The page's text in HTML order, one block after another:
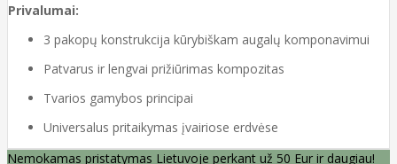
Privalumai:
3 pakopų konstrukcija kūrybiškam augalų komponavimui
Patvarus ir lengvai prižiūrimas kompozitas
Tvarios gamybos principai
Universalus pritaikymas įvairiose erdvėse
Nemokamas pristatymas Lietuvoje perkant už 50 Eur ir daugiau!